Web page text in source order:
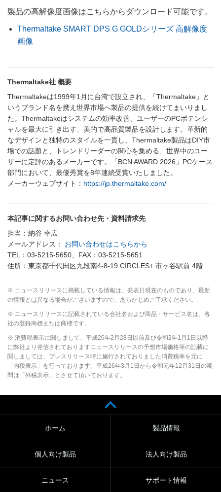
製品の高解像度画像はこちらからダウンロード可能です。
Thermaltake SMART DPS G GOLDシリーズ 高解像度
画像
Thermaltake社 概要
Thermaltakeは1999年1月に台湾で設立され、「Thermaltake」と
いうブランド名を携え世界市場へ製品の提供を続けてまいりまし
た。Thermaltakeはシステムの効率改善、ユーザーのPCポテンシ
ャルを最大に引き出す、美的で高品質製品を設計します。革新的
なデザインと独特のスタイルを一貫し、Thermaltake製品はDIY市
場での話題と、トレンドリーダーの関心を集める、世界中のユー
ザーに定評のあるメーカーです。「BCN AWARD 2026」PCケース
部門において、最優秀賞を8年連続受賞いたしました。
メーカーウェブサイト： https://jp.thermaltake.com/
本記事に関するお問い合わせ先・資料請求先
担当：納谷 幸広
メールアドレス： お問い合わせはこちらから
TEL：03-5215-5650、FAX：03-5215-5651
住所：東京都千代田区九段南4-8-19 CIRCLES+ 市ヶ谷駅前 4階
※ ニュースリリースに掲載している情報は、発表日現在のものであり、最新
の情報とは異なる場合がございますので、あらかじめご了承ください。
※ ニュースリリースに記載されている会社名および商品・サービス名は、各
社の登録商標または商標です。
※ 消費税表示に関しまして、平成26年2月28日以前及び令和2年1月1日以降
に弊社より発信されておりますニュースリリースの予想市場価格等の記載に
関しましては、プレスリリース時に施行されておりました消費税率を元に
「内税表示」を行っております。平成26年3月1日から令和元年12月31日の期
間は「外税表示」とさせて頂いております。
ホーム 製品情報
個人向け製品 法人向け製品
ニュース サポート情報